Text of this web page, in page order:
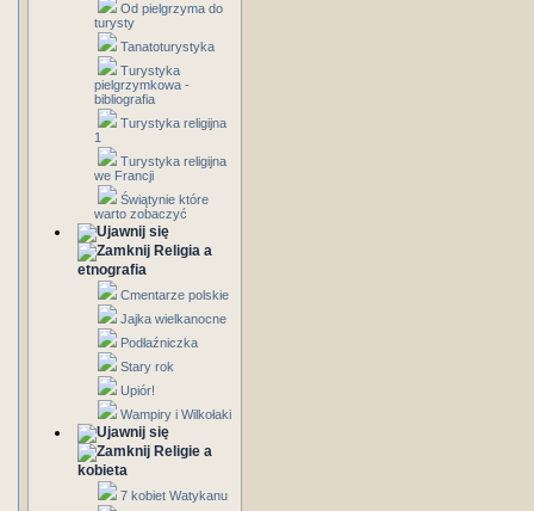
Od pielgrzyma do
turysty
Tanatoturystyka
Turystyka
pielgrzymkowa -
bibliografia
Turystyka religijna
1
Turystyka religijna
we Francji
Świątynie które
warto zobaczyć
Religia a
etnografia
Cmentarze polskie
Jajka wielkanocne
Podłaźniczka
Stary rok
Upiór!
Wampiry i Wilkołaki
Religie a
kobieta
7 kobiet Watykanu